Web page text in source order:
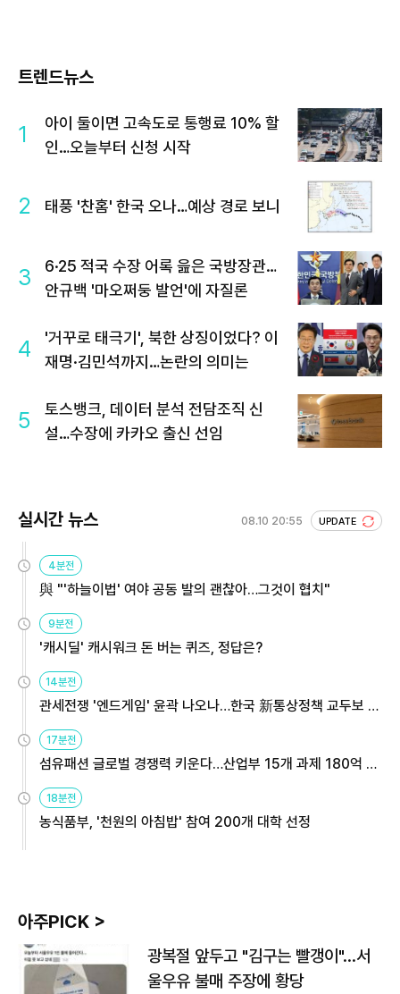
트렌드뉴스
1
아이 둘이면 고속도로 통행료 10% 할
인…오늘부터 신청 시작
2 태풍 '찬홈' 한국 오나…예상 경로 보니
3
6·25 적국 수장 어록 읊은 국방장관…
안규백 '마오쩌둥 발언'에 자질론
4
'거꾸로 태극기', 북한 상징이었다? 이
재명·김민석까지…논란의 의미는
5
토스뱅크, 데이터 분석 전담조직 신
설…수장에 카카오 출신 선임
실시간 뉴스 08.10 20:55 UPDATE
4분전
與 "'하늘이법' 여야 공동 발의 괜찮아…그것이 협치"
9분전
'캐시딜' 캐시워크 돈 버는 퀴즈, 정답은?
14분전
관세전쟁 '엔드게임' 윤곽 나오나…한국 新통상정책 교두보 활
17분전
섬유패션 글로벌 경쟁력 키운다…산업부 15개 과제 180억 지
18분전
농식품부, '천원의 아침밥' 참여 200개 대학 선정
아주PICK >
광복절 앞두고 "김구는 빨갱이"…서
울우유 불매 주장에 황당